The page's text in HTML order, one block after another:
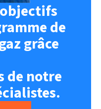
de
grâce
de notre